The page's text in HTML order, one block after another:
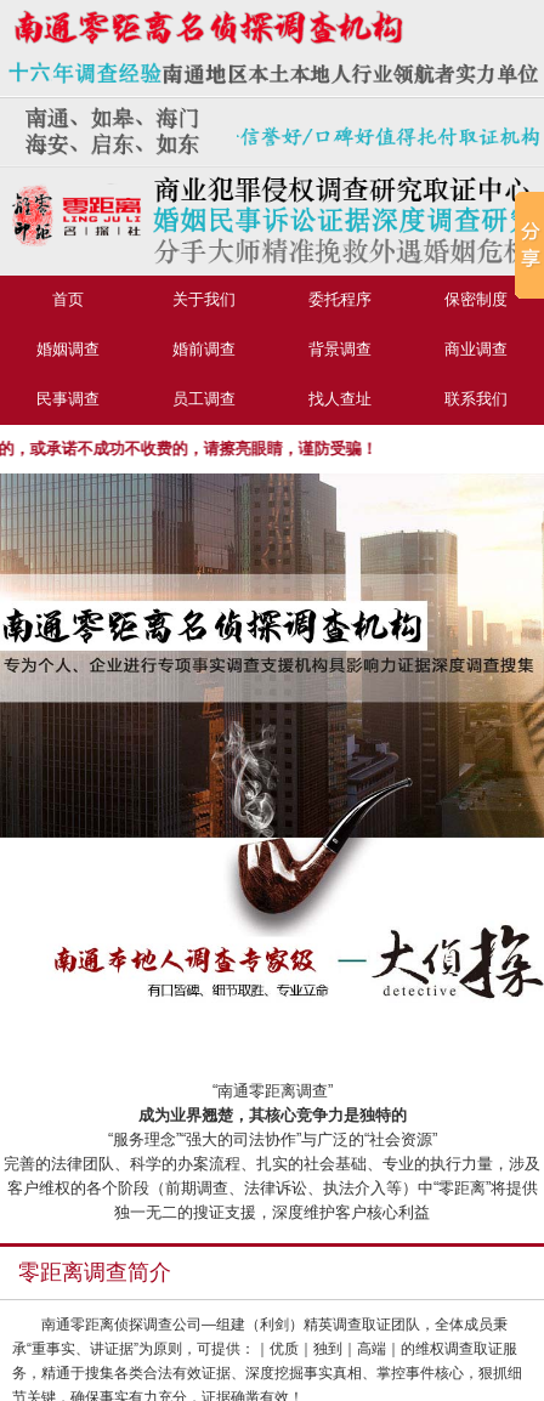
首页 关于我们 委托程序 保密制度
婚姻调查 婚前调查 背景调查 商业调查
民事调查 员工调查 找人查址 联系我们
承诺不成功不收费的，请擦亮眼睛，谨防受骗！
“南通零距离调查”
成为业界翘楚，其核心竞争力是独特的
“服务理念”“强大的司法协作”与广泛的“社会资源”
完善的法律团队、科学的办案流程、扎实的社会基础、专业的执行力量，涉及
客户维权的各个阶段（前期调查、法律诉讼、执法介入等）中“零距离”将提供
独一无二的搜证支援，深度维护客户核心利益
零距离调查简介
南通零距离侦探调查公司—组建（利剑）精英调查取证团队，全体成员秉
承“重事实、讲证据”为原则，可提供：｜优质｜独到｜高端｜的维权调查取证服
务，精通于搜集各类合法有效证据、深度挖掘事实真相、掌控事件核心，狠抓细
节关键，确保事实有力充分，证据确凿有效！